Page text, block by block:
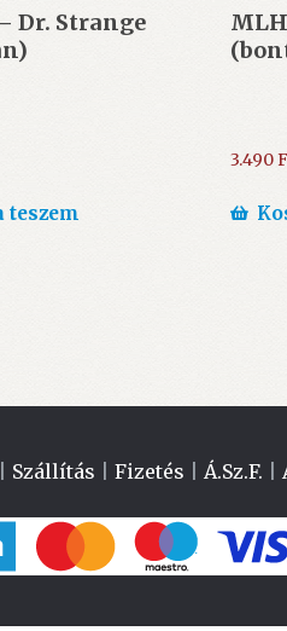
Dr. Strange
teszem
3.490
Szállítás |Fizetés Á.Sz.F.